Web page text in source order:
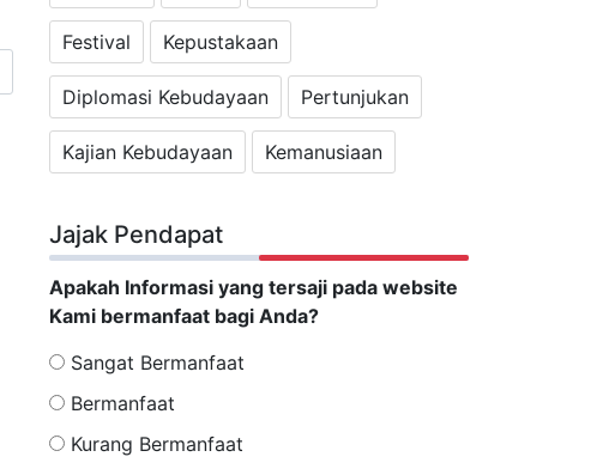
Festival Kepustakaan
Diplomasi Kebudayaan Pertunjukan
Kajian Kebudayaan Kemanusiaan
Jajak Pendapat
Apakah Informasi yang tersaji pada website
Kami bermanfaat bagi Anda?
Sangat Bermanfaat
Bermanfaat
Kurang Bermanfaat